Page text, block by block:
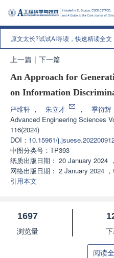
原文太长?试试AI导读，快速精读全文
上一篇 | 下一篇
An Approach for
on Information
严维轩 ， 朱立才 ， 季衍辉
Advanced Engineering Sciences
116(2024)
DOI： 10.15961/
中图分类号： TP393
纸质出版日期： 20 January 2024 ，
网络出版日期： 2 January 2024 ，
引用本文
1697
浏览量
阅读